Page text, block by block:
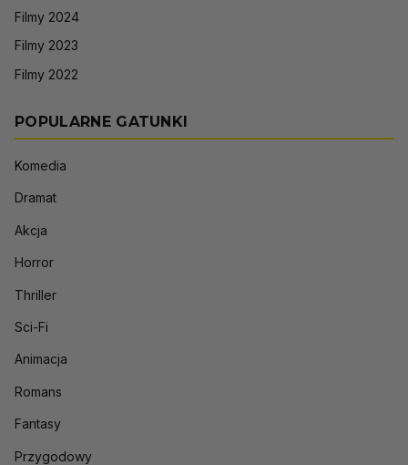
Filmy 2024
Filmy 2023
Filmy 2022
POPULARNE GATUNKI
Komedia
Dramat
Akcja
Horror
Thriller
Sci-Fi
Animacja
Romans
Fantasy
Przygodowy